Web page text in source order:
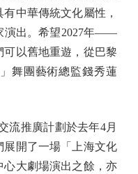
中華傳統文化屬性，
演出。希望2027年——
可以舊地重遊，從巴黎
舞團藝術總監錢秀蓮
推廣計劃於去年4月
開了一場「上海文化
大劇場演出之餘，亦